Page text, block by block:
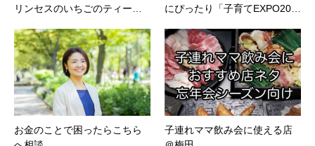
リンセスのいちごのティー…
にぴったり「子育てEXPO20…
お金のことで困ったらこちら
子連れママ飲み会に使える店